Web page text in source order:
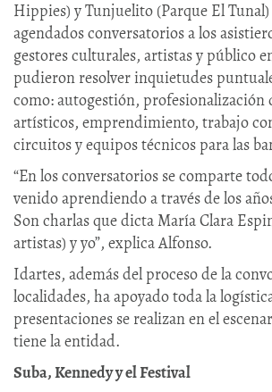
Hippies) y Tunjuelito (Parque El
agendados conversatorios a los
gestores culturales, artistas y público
pudieron resolver inquietudes
como: autogestión, profesionalización
artísticos, emprendimiento, trabajo
circuitos y equipos técnicos para las
“En los conversatorios se comparte
venido aprendiendo a través de los
Son charlas que dicta María Clara
artistas) y yo”, explica Alfonso.
Idartes, además del proceso de la
localidades, ha apoyado toda la
presentaciones se realizan en el
tiene la entidad.
Suba, Kennedy y el Festival